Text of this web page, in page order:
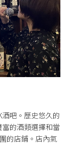
吧。歷史悠久的
的酒類選擇和當
的店鋪。店內氣